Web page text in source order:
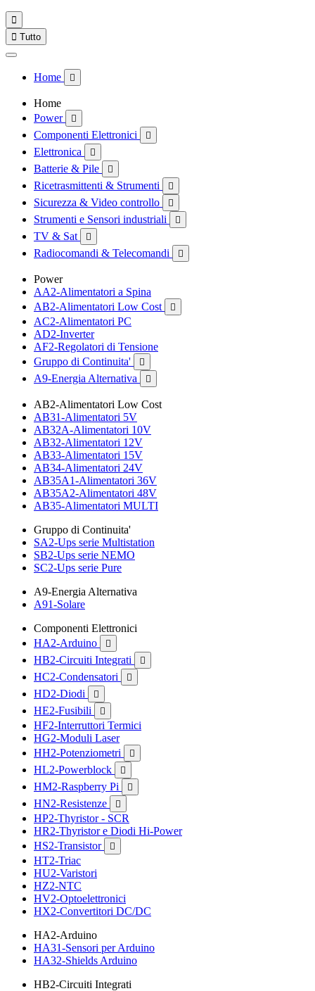

 Tutto
Home 
Home
Power

Componenti Elettronici 
Elettronica 
Batterie & Pile 
Ricetrasmittenti & Strumenti 
Sicurezza & Video controllo 
Strumenti e Sensori industriali 
TV & Sat 
Radiocomandi & Telecomandi 
Power
AA2-Alimentatori a Spina
AB2-Alimentatori Low Cost

AC2-Alimentatori PC
AD2-Inverter
AF2-Regolatori di Tensione
Gruppo di Continuita'

A9-Energia Alternativa 
AB2-Alimentatori Low Cost
AB31-Alimentatori 5V
AB32A-Alimentatori 10V
AB32-Alimentatori 12V
AB33-Alimentatori 15V
AB34-Alimentatori 24V
AB35A1-Alimentatori 36V
AB35A2-Alimentatori 48V
AB35-Alimentatori MULTI
Gruppo di Continuita'
SA2-Ups serie Multistation
SB2-Ups serie NEMO
SC2-Ups serie Pure
A9-Energia Alternativa
A91-Solare
Componenti Elettronici
HA2-Arduino

HB2-Circuiti Integrati 
HC2-Condensatori 
HD2-Diodi 
HE2-Fusibili 
HF2-Interruttori Termici
HG2-Moduli Laser
HH2-Potenziometri

HL2-Powerblock 
HM2-Raspberry Pi 
HN2-Resistenze 
HP2-Thyristor - SCR
HR2-Thyristor e Diodi Hi-Power
HS2-Transistor

HT2-Triac
HU2-Varistori
HZ2-NTC
HV2-Optoelettronici
HX2-Convertitori DC/DC
HA2-Arduino
HA31-Sensori per Arduino
HA32-Shields Arduino
HB2-Circuiti Integrati